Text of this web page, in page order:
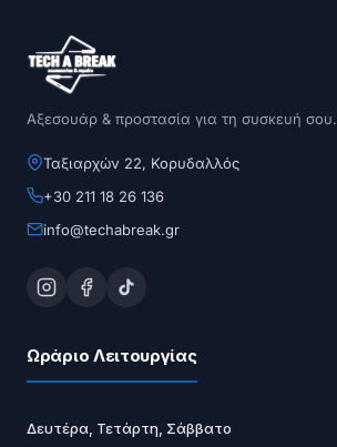
Αξεσουάρ & προστασία για τη συσκευή σου.
Ταξιαρχών 22, Κορυδαλλός
+30 211 18 26 136
info@techabreak.gr
Ωράριο Λειτουργίας
Δευτέρα, Τετάρτη, Σάββατο